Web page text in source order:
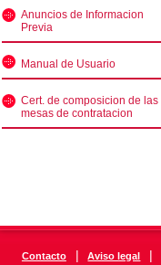
Anuncios de Informacion
Previa
Manual de Usuario
Cert. de composicion de las
mesas de contratacion
Contacto | Aviso legal |